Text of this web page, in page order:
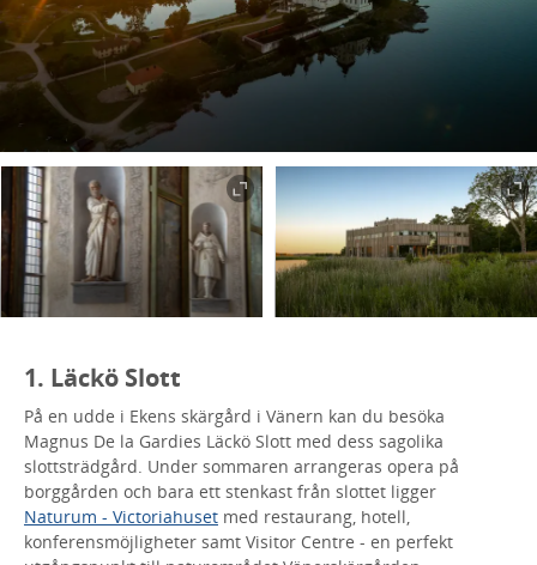
1. Läckö Slott
På en udde i Ekens skärgård i Vänern kan du besöka
Magnus De la Gardies Läckö Slott med dess sagolika
slottsträdgård. Under sommaren arrangeras opera på
borggården och bara ett stenkast från slottet ligger
Naturum - Victoriahuset med restaurang, hotell,
konferensmöjligheter samt Visitor Centre - en perfekt